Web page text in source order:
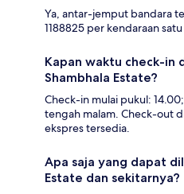
Ya, antar-jemput bandara
1188825 per kendaraan
Kapan waktu check-in
Shambhala Estate?
Check-in mulai pukul:
tengah malam. Check-out
ekspres tersedia.
Apa saja yang dapat
Estate dan sekitarnya?